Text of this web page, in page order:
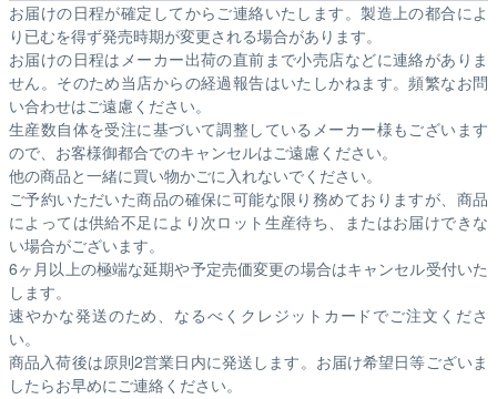
お届けの日程が確定してからご連絡いたします。製造上の都合によ
り已むを得ず発売時期が変更される場合があります。
お届けの日程はメーカー出荷の直前まで小売店などに連絡がありま
せん。そのため当店からの経過報告はいたしかねます。頻繁なお問
い合わせはご遠慮ください。
生産数自体を受注に基づいて調整しているメーカー様もございます
ので、お客様御都合でのキャンセルはご遠慮ください。
他の商品と一緒に買い物かごに入れないでください。
ご予約いただいた商品の確保に可能な限り務めておりますが、商品
によっては供給不足により次ロット生産待ち、またはお届けできな
い場合がございます。
6ヶ月以上の極端な延期や予定売価変更の場合はキャンセル受付いた
します。
速やかな発送のため、なるべくクレジットカードでご注文くださ
い。
商品入荷後は原則2営業日内に発送します。お届け希望日等ございま
したらお早めにご連絡ください。